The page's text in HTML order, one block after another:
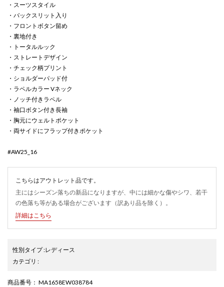
・スーツスタイル
・バックスリット入り
・フロントボタン留め
・裏地付き
・トータルルック
・ストレートデザイン
・チェック柄プリント
・ショルダーパッド付
・ラペルカラー Vネック
・ノッチ付きラペル
・袖口ボタン付き長袖
・胸元にウェルトポケット
・両サイドにフラップ付きポケット
#AW25_16
こちらはアウトレット品です。
主にはシーズン落ちの新品になりますが、中には細かな傷やシワ、若干
の色落ち等がある場合がございます（訳あり品を除く）。
詳細はこちら
性別タイプ:レディース
カテゴリ :
商品番号 ： MA1658EW038784